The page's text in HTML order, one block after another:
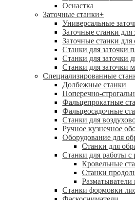
Оснастка
Заточные станки+
Универсальные
Заточные станки для
Заточные станки для
Станки для заточки
Станки для заточки
Станки для заточки
Специализированные
Долбежные станки
Поперечно-
Фальцепрокатные
Фальцеосадочные
Станки для
Ручное кузнечное
Оборудование для
Станки для
Станки для работы с
Кровельные
Станки
Разматыватели
Станки формовки